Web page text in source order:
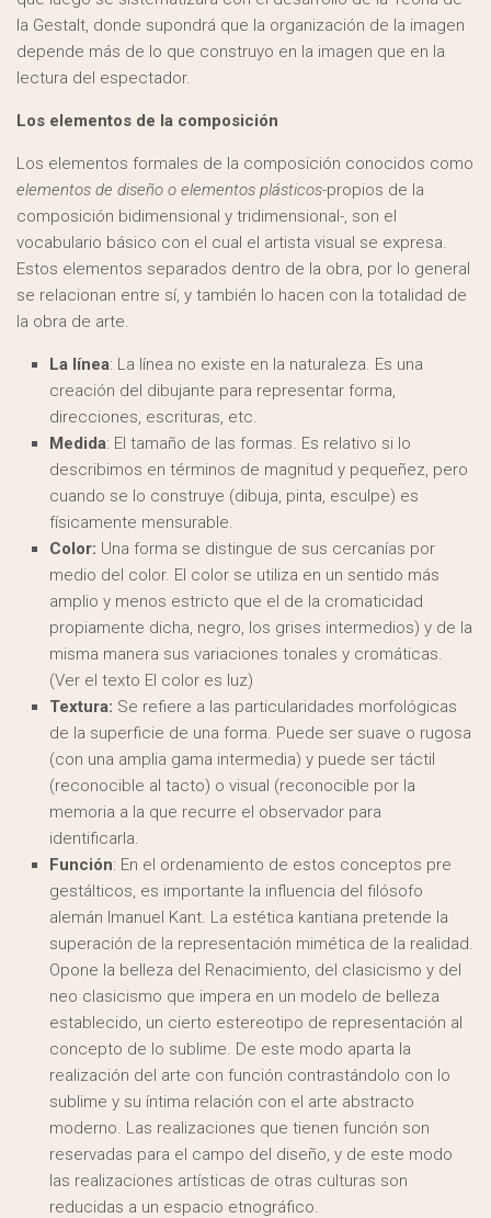
la Gestalt, donde supondrá que la organización de la imagen
depende más de lo que construyo en la imagen que en la
lectura del espectador.
Los elementos de la composición
Los elementos formales de la composición conocidos como
elementos de diseño o elementos plásticos-propios de la
composición bidimensional y tridimensional-, son el
vocabulario básico con el cual el artista visual se expresa.
Estos elementos separados dentro de la obra, por lo general
se relacionan entre sí, y también lo hacen con la totalidad de
la obra de arte.
La línea: La línea no existe en la naturaleza. Es una
creación del dibujante para representar forma,
direcciones, escrituras, etc.
Medida: El tamaño de las formas. Es relativo si lo
describimos en términos de magnitud y pequeñez, pero
cuando se lo construye (dibuja, pinta, esculpe) es
físicamente mensurable.
Color: Una forma se distingue de sus cercanías por
medio del color. El color se utiliza en un sentido más
amplio y menos estricto que el de la cromaticidad
propiamente dicha, negro, los grises intermedios) y de la
misma manera sus variaciones tonales y cromáticas.
(Ver el texto El color es luz)
Textura: Se refiere a las particularidades morfológicas
de la superficie de una forma. Puede ser suave o rugosa
(con una amplia gama intermedia) y puede ser táctil
(reconocible al tacto) o visual (reconocible por la
memoria a la que recurre el observador para
identificarla.
Función: En el ordenamiento de estos conceptos pre
gestálticos, es importante la influencia del filósofo
alemán Imanuel Kant. La estética kantiana pretende la
superación de la representación mimética de la realidad.
Opone la belleza del Renacimiento, del clasicismo y del
neo clasicismo que impera en un modelo de belleza
establecido, un cierto estereotipo de representación al
concepto de lo sublime. De este modo aparta la
realización del arte con función contrastándolo con lo
sublime y su íntima relación con el arte abstracto
moderno. Las realizaciones que tienen función son
reservadas para el campo del diseño, y de este modo
las realizaciones artísticas de otras culturas son
reducidas a un espacio etnográfico.